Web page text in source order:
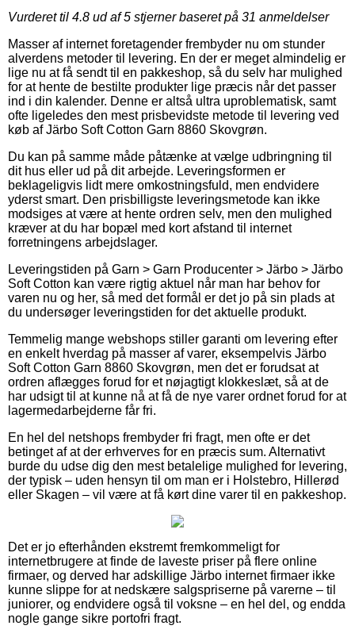
Vurderet til 4.8 ud af 5 stjerner baseret på 31 anmeldelser
Masser af internet foretagender frembyder nu om stunder
alverdens metoder til levering. En der er meget almindelig er
lige nu at få sendt til en pakkeshop, så du selv har mulighed
for at hente de bestilte produkter lige præcis når det passer
ind i din kalender. Denne er altså ultra uproblematisk, samt
ofte ligeledes den mest prisbevidste metode til levering ved
køb af Järbo Soft Cotton Garn 8860 Skovgrøn.
Du kan på samme måde påtænke at vælge udbringning til
dit hus eller ud på dit arbejde. Leveringsformen er
beklageligvis lidt mere omkostningsfuld, men endvidere
yderst smart. Den prisbilligste leveringsmetode kan ikke
modsiges at være at hente ordren selv, men den mulighed
kræver at du har bopæl med kort afstand til internet
forretningens arbejdslager.
Leveringstiden på Garn > Garn Producenter > Järbo > Järbo
Soft Cotton kan være rigtig aktuel når man har behov for
varen nu og her, så med det formål er det jo på sin plads at
du undersøger leveringstiden for det aktuelle produkt.
Temmelig mange webshops stiller garanti om levering efter
en enkelt hverdag på masser af varer, eksempelvis Järbo
Soft Cotton Garn 8860 Skovgrøn, men det er forudsat at
ordren aflægges forud for et nøjagtigt klokkeslæt, så at de
har udsigt til at kunne nå at få de nye varer ordnet forud for at
lagermedarbejderne får fri.
En hel del netshops frembyder fri fragt, men ofte er det
betinget af at der erhverves for en præcis sum. Alternativt
burde du udse dig den mest betalelige mulighed for levering,
der typisk – uden hensyn til om man er i Holstebro, Hillerød
eller Skagen – vil være at få kørt dine varer til en pakkeshop.
Det er jo efterhånden ekstremt fremkommeligt for
internetbrugere at finde de laveste priser på flere online
firmaer, og derved har adskillige Järbo internet firmaer ikke
kunne slippe for at nedskære salgspriserne på varerne – til
juniorer, og endvidere også til voksne – en hel del, og endda
nogle gange sikre portofri fragt.